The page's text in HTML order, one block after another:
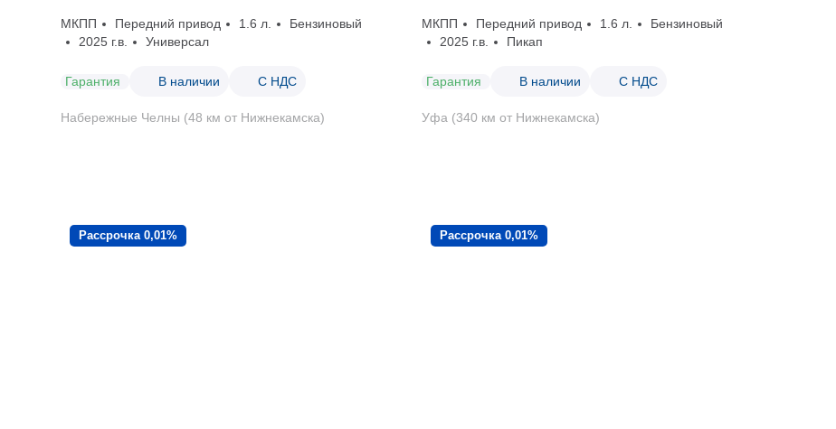
МКПП Передний привод 1.6 л.
Бензиновый
2025 г.в.
Универсал
Гарантия В наличии С НДС
Набережные Челны (48 км от Нижнекамска)
МКПП Передний привод 1.6 л.
Бензиновый
2025 г.в.
Пикап
Гарантия В наличии С НДС
Уфа (340 км от Нижнекамска)
Рассрочка 0,01% Рассрочка 0,01%